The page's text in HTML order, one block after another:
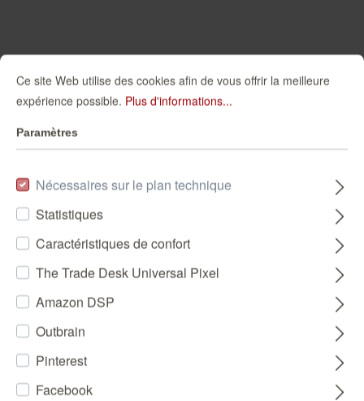
Ce site Web utilise des cookies afin de vous offrir la meilleure
expérience possible. Plus d'informations...
Paramètres
Nécessaires sur le plan technique
Statistiques
Caractéristiques de confort
The Trade Desk Universal Pixel
Amazon DSP
Outbrain
Pinterest
Facebook